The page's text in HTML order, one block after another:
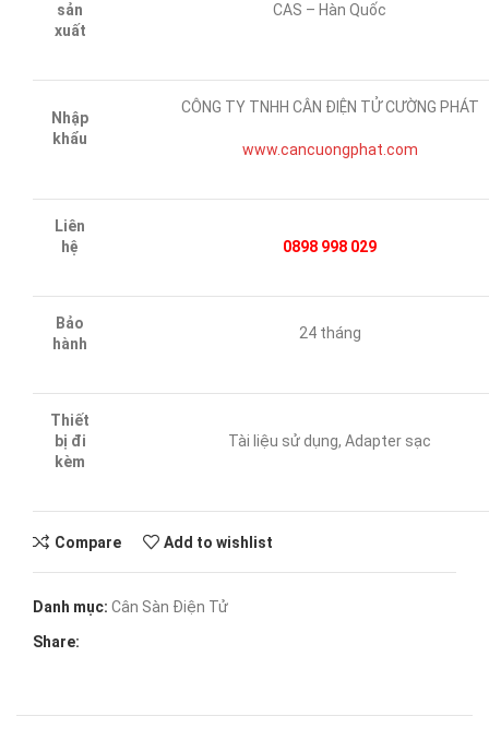
sản
xuất
CAS – Hàn Quốc
Nhập
khẩu
CÔNG TY TNHH CÂN ĐIỆN TỬ CƯỜNG PHÁT
www.cancuongphat.com
Liên
hệ
0898 998 029
Bảo
hành
24 tháng
Thiết
bị đi
kèm
Tài liệu sử dụng, Adapter sạc
Compare Add to wishlist
Danh mục: Cân Sàn Điện Tử
Share: